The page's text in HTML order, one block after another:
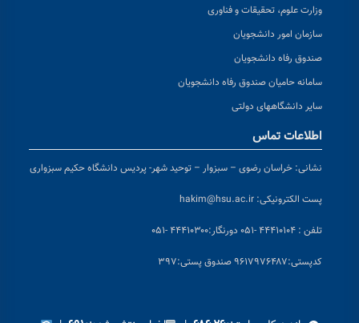
وزارت علوم، تحقیقات و فناوری
سازمان امور دانشجویان
صندوق رفاه دانشجویان
سامانه حامیان صندوق رفاه دانشجویان
سایر دانشگاههای دولتی
اطلاعات تماس
نشانی: خراسان رضوی – سبزوار – توحید شهر- پردیس دانشگاه حکیم سبزواری
پست الکترونیکی: hakim@hsu.ac.ir
تلفن : ۴۴۴۱۰۱۰۴ -۰۵۱ دورنگار:۴۴۴۱۰۳۰۰ -۰۵۱
کدپستی:۹۶۱۷۹۷۶۴۸۷ صندوق پستی:۳۹۷